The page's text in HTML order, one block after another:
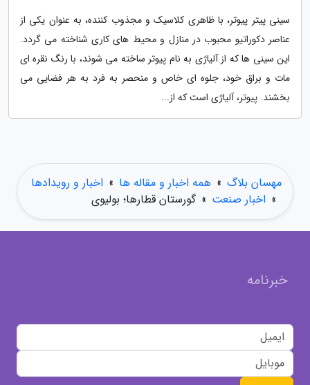
سینی پیتر پیوتر، با ظاهری کلاسیک و مجذوب کننده، به عنوان یکی از
عناصر دکوراتیو محبوب در منازل و محیط های کاری شناخته می گردد.
این سینی ها که از آلیاژی به نام پیوتر ساخته می شوند، با رنگ نقره ای
مات و براق خود، جلوه ای خاص و منحصر به فرد به هر فضایی می
بخشند. پیوتر، آلیاژی است که از...
مهسان بلاگ » همه اخبار و مقاله ها » اخبار و رویدادها
» اخبار صنعت » گورستان قطارها؛ بولیوی
خبرنامه